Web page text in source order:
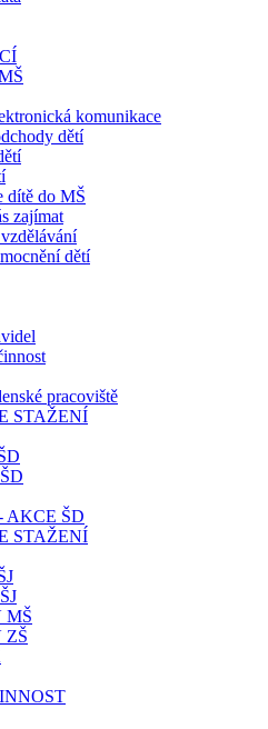
komunikace
dětí
dítě do MŠ
zajímat
dětí
pracoviště
STAŽENÍ
AKCE ŠD
STAŽENÍ
MŠ
ZŠ